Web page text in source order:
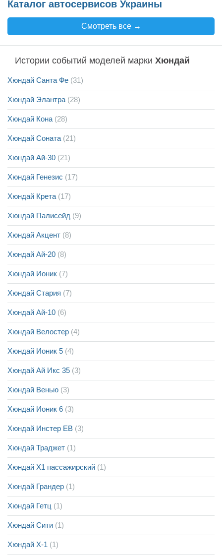
Каталог автосервисов Украины
Смотреть все →
Истории событий моделей марки Хюндай
Хюндай Санта Фе (31)
Хюндай Элантра (28)
Хюндай Кона (28)
Хюндай Соната (21)
Хюндай Ай-30 (21)
Хюндай Генезис (17)
Хюндай Крета (17)
Хюндай Палисейд (9)
Хюндай Акцент (8)
Хюндай Ай-20 (8)
Хюндай Ионик (7)
Хюндай Стария (7)
Хюндай Ай-10 (6)
Хюндай Велостер (4)
Хюндай Ионик 5 (4)
Хюндай Ай Икс 35 (3)
Хюндай Венью (3)
Хюндай Ионик 6 (3)
Хюндай Инстер ЕВ (3)
Хюндай Траджет (1)
Хюндай Х1 пассажирский (1)
Хюндай Грандер (1)
Хюндай Гетц (1)
Хюндай Сити (1)
Хюндай Х-1 (1)